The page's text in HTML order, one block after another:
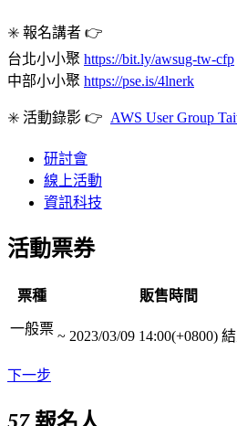
✳️ 報名講者 👉
台北小小聚 https://bit.ly/awsug-tw-cfp
中部小小聚 https://pse.is/4lnerk
✳️ 活動錄影 👉 AWS User Group
研討會
線上活動
資訊科技
活動票券
票種 販售時間
一般票 ~ 2023/03/09 14:00(+0800)
下一步
57報名人